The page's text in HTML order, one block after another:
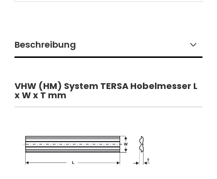
Beschreibung
​VHW (HM) System TERSA Hobelmesser L
x W x T mm